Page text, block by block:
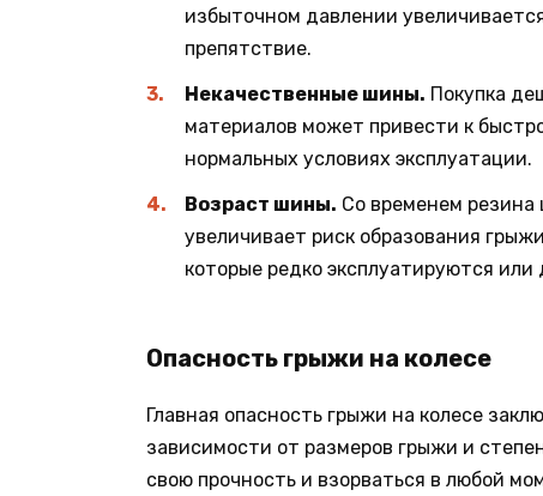
избыточном давлении
препятствие.
Некачественные шины. Покупка
материалов может привести к
нормальных условиях эксплуатации.
Возраст шины. Со временем резина
увеличивает риск образования
которые редко эксплуатируются
Опасность грыжи на колесе
Главная опасность грыжи на колесе
зависимости от размеров грыжи и
свою прочность и взорваться в любой